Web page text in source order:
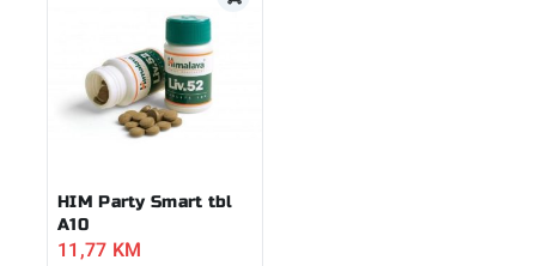
HIM Party Smart tbl
A10
11,77 KM